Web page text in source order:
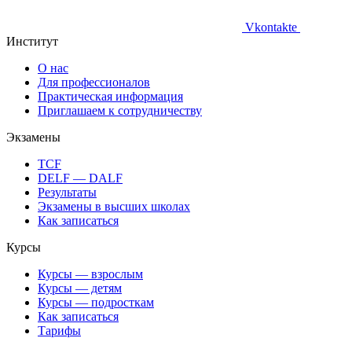
Vkontakte
Институт
О нас
Для профессионалов
Практическая информация
Приглашаем к сотрудничеству
Экзамены
TCF
DELF — DALF
Результаты
Экзамены в высших школах
Как записаться
Курсы
Курсы — взрослым
Курсы — детям
Курсы — подросткам
Как записаться
Тарифы